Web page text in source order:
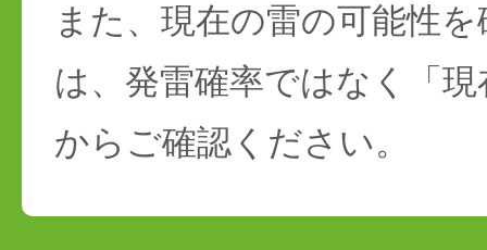
また、現在の雷の可能性
は、発雷確率ではなく「
からご確認ください。